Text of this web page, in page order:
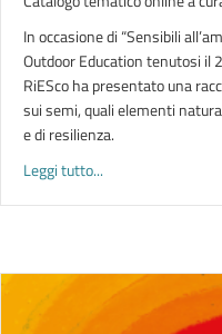
In occasione di “Sensibili
Outdoor Education tenutosi il
RiESco ha presentato una
sui semi, quali elementi
e di resilienza.
Leggi tutto...